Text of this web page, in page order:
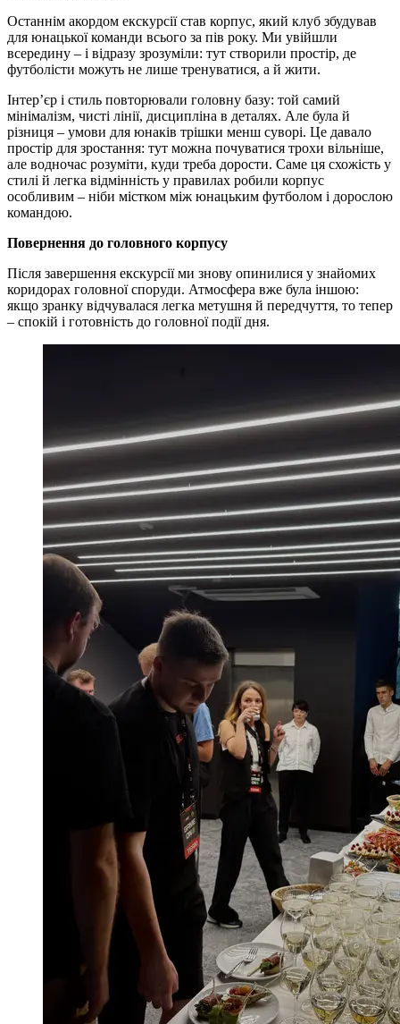
Останнім акордом екскурсії став корпус, який клуб збудував
для юнацької команди всього за пів року. Ми увійшли
всередину – і відразу зрозуміли: тут створили простір, де
футболісти можуть не лише тренуватися, а й жити.
Інтер’єр і стиль повторювали головну базу: той самий
мінімалізм, чисті лінії, дисципліна в деталях. Але була й
різниця – умови для юнаків трішки менш суворі. Це давало
простір для зростання: тут можна почуватися трохи вільніше,
але водночас розуміти, куди треба дорости. Саме ця схожість у
стилі й легка відмінність у правилах робили корпус
особливим – ніби містком між юнацьким футболом і дорослою
командою.
Повернення до головного корпусу
Після завершення екскурсії ми знову опинилися у знайомих
коридорах головної споруди. Атмосфера вже була іншою:
якщо зранку відчувалася легка метушня й передчуття, то тепер
– спокій і готовність до головної події дня.